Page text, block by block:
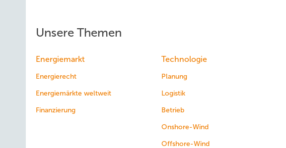
Unsere Themen
Energiemarkt
Energierecht
Energiemärkte weltweit
Finanzierung
Technologie
Planung
Logistik
Betrieb
Onshore-Wind
Offshore-Wind